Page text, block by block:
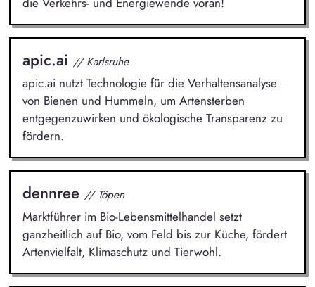
apic.ai // Karlsruhe
apic.ai nutzt Technologie für die Verhaltensanalyse
von Bienen und Hummeln, um Artensterben
entgegenzuwirken und ökologische Transparenz zu
fördern.
dennree // Töpen
Marktführer im Bio-Lebensmittelhandel setzt
ganzheitlich auf Bio, vom Feld bis zur Küche, fördert
Artenvielfalt, Klimaschutz und Tierwohl.